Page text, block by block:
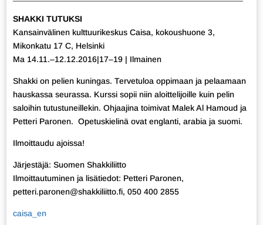
SHAKKI TUTUKSI
Kansainvälinen kulttuurikeskus Caisa, kokoushuone 3,
Mikonkatu 17 C, Helsinki
Ma 14.11.–12.12.2016|17–19 | Ilmainen
Shakki on pelien kuningas. Tervetuloa oppimaan ja pelaamaan
hauskassa seurassa. Kurssi sopii niin aloittelijoille kuin pelin
saloihin tutustuneillekin. Ohjaajina toimivat Malek Al Hamoud ja
Petteri Paronen. Opetuskielinä ovat englanti, arabia ja suomi.
Ilmoittaudu ajoissa!
Järjestäjä: Suomen Shakkiliitto
Ilmoittautuminen ja lisätiedot: Petteri Paronen,
petteri.paronen@shakkiliitto.fi, 050 400 2855
caisa_en